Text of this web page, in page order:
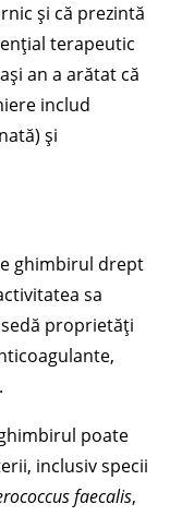
și că prezintă
terapeutic
an a arătat că
includ
și
ghimbirul drept
sa
proprietăți
poate
inclusiv specii
faecalis,